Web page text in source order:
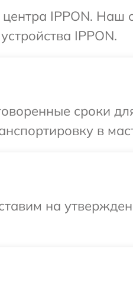
центра IPPON.
IPPON.
сроки
в
на